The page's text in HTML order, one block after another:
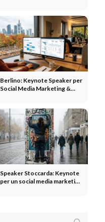
Berlino: Keynote Speaker per
Social Media Marketing &
Speaker Stoccarda: Keynote
per un social media marketing